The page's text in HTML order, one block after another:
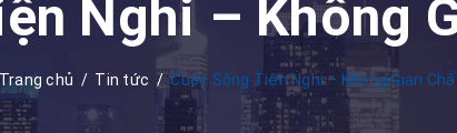
Nghi – Không
Trang chủ / Tin tức / Cuộc Sống Tiện Nghi – Không Gian